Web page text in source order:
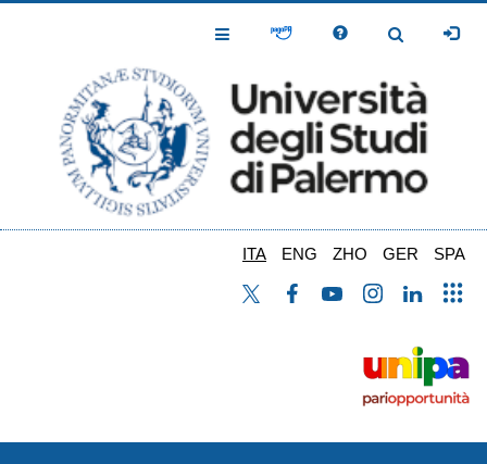
Toggle
Toggle
ITA ENG ZHO GER SPA